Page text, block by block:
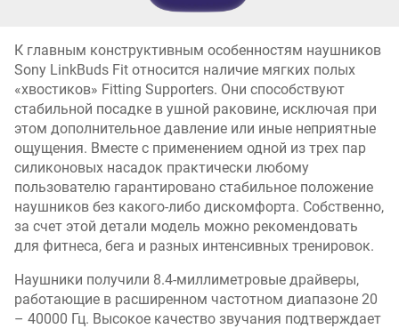
К главным конструктивным особенностям наушников
Sony LinkBuds Fit относится наличие мягких полых
«хвостиков» Fitting Supporters. Они способствуют
стабильной посадке в ушной раковине, исключая при
этом дополнительное давление или иные неприятные
ощущения. Вместе с применением одной из трех пар
силиконовых насадок практически любому
пользователю гарантировано стабильное положение
наушников без какого-либо дискомфорта. Собственно,
за счет этой детали модель можно рекомендовать
для фитнеса, бега и разных интенсивных тренировок.
Наушники получили 8.4-миллиметровые драйверы,
работающие в расширенном частотном диапазоне 20
– 40000 Гц. Высокое качество звучания подтверждает